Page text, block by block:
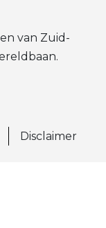
van Zuid-
Disclaimer